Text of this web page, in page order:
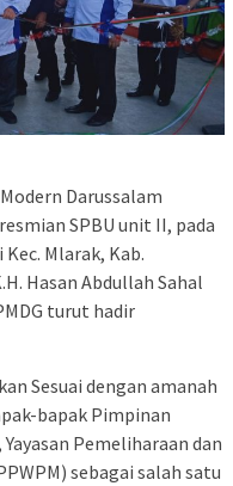
Darussalam
SPBU unit II, pada
Mlarak, Kab.
Hasan Abdullah Sahal
turut hadir
Sesuai dengan amanah
bapak Pimpinan
Pemeliharaan dan
sebagai salah satu